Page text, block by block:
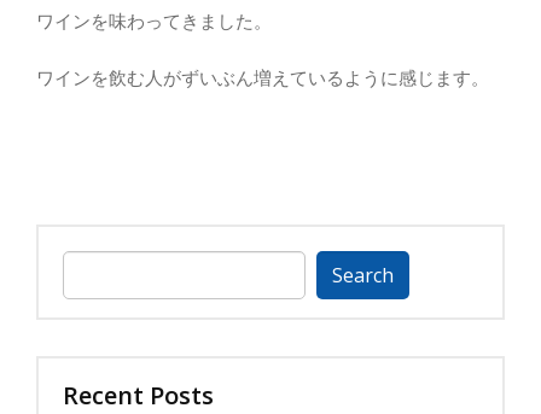
ワインを味わってきました。
ワインを飲む人がずいぶん増えているように感じます。
for:
Recent Posts